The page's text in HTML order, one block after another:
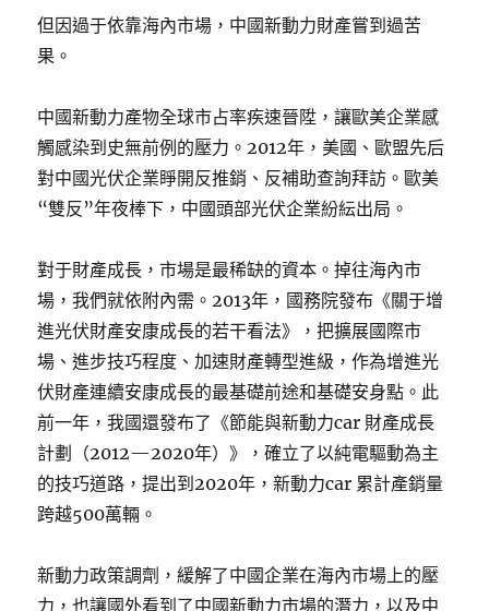
但因過于依靠海內市場，中國新動力財產嘗到過苦
果。
中國新動力產物全球市占率疾速晉陞，讓歐美企業感
觸感染到史無前例的壓力。2012年，美國、歐盟先后
對中國光伏企業睜開反推銷、反補助查詢拜訪。歐美
“雙反”年夜棒下，中國頭部光伏企業紛紜出局。
對于財產成長，市場是最稀缺的資本。掉往海內市
場，我們就依附內需。2013年，國務院發布《關于增
進光伏財產安康成長的若干看法》，把擴展國際市
場、進步技巧程度、加速財產轉型進級，作為增進光
伏財產連續安康成長的最基礎前途和基礎安身點。此
前一年，我國還發布了《節能與新動力car 財產成長
計劃（2012—2020年）》，確立了以純電驅動為主
的技巧道路，提出到2020年，新動力car 累計產銷量
跨越500萬輛。
新動力政策調劑，緩解了中國企業在海內市場上的壓
力，也讓國外看到了中國新動力市場的潛力，以及中